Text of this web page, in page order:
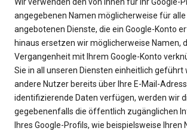
Wir verwenden den von Ihnen für Ihr Google-
angegebenen Namen möglicherweise für alle
angebotenen Dienste, die ein Google-Konto
hinaus ersetzen wir möglicherweise Namen,
Vergangenheit mit Ihrem Google-Konto
Sie in all unseren Diensten einheitlich geführt
andere Nutzer bereits über Ihre E-Mail-
identifizierende Daten verfügen, werden wir
gegebenenfalls die öffentlich zugänglichen
Ihres Google-Profils, wie beispielsweise Ihren